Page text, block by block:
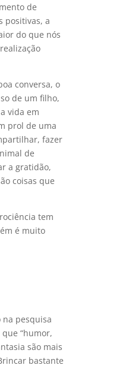
de
positivas, a
do que nós
conversa, o
de um filho,
vida em
prol de uma
fazer
de
a gratidão,
coisas que
tem
é muito
pesquisa
“humor,
são mais
bastante